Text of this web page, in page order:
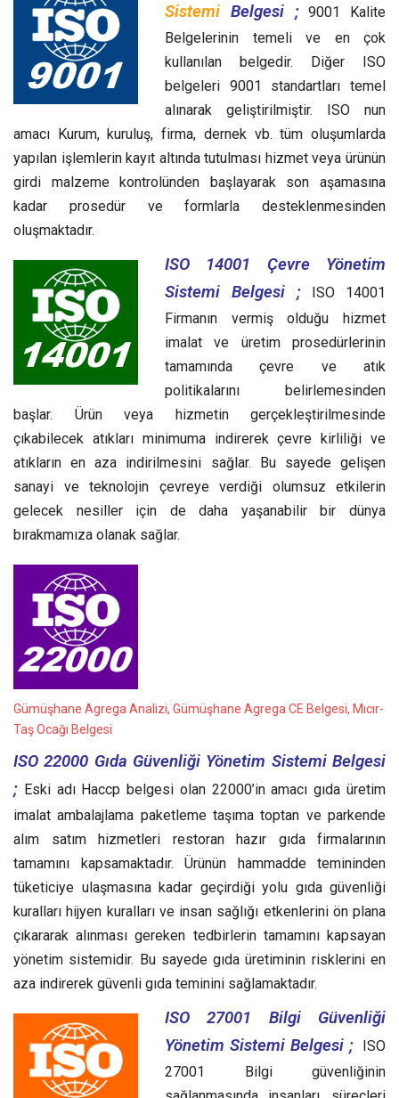
Sistemi Belgesi ;9001 Kalite
Belgelerinin temeli ve en çok
kullanılan belgedir. Diğer ISO
belgeleri 9001 standartları temel
alınarak geliştirilmiştir. ISO nun
amacı Kurum, kuruluş, firma, dernek vb. tüm oluşumlarda
yapılan işlemlerin kayıt altında tutulması hizmet veya ürünün
girdi malzeme kontrolünden başlayarak son aşamasına
kadar prosedür ve formlarla desteklenmesinden
oluşmaktadır.
ISO 14001 Çevre Yönetim
Sistemi Belgesi ;
ISO 14001
Firmanın vermiş olduğu hizmet
imalat ve üretim prosedürlerinin
tamamında çevre ve atık
politikalarını belirlemesinden
başlar. Ürün veya hizmetin gerçekleştirilmesinde
çıkabilecek atıkları minimuma indirerek çevre kirliliği ve
atıkların en aza indirilmesini sağlar. Bu sayede gelişen
sanayi ve teknolojin çevreye verdiği olumsuz etkilerin
gelecek nesiller için de daha yaşanabilir bir dünya
bırakmamıza olanak sağlar.
Gümüşhane Agrega Analizi, Gümüşhane Agrega CE Belgesi, Mıcır-
Taş Ocağı Belgesi
ISO 22000 Gıda Güvenliği Yönetim Sistemi Belgesi
; Eski adı Haccp belgesi olan 22000’in amacı gıda üretim
imalat ambalajlama paketleme taşıma toptan ve parkende
alım satım hizmetleri restoran hazır gıda firmalarının
tamamını kapsamaktadır. Ürünün hammadde temininden
tüketiciye ulaşmasına kadar geçirdiği yolu gıda güvenliği
kuralları hijyen kuralları ve insan sağlığı etkenlerini ön plana
çıkararak alınması gereken tedbirlerin tamamını kapsayan
yönetim sistemidir. Bu sayede gıda üretiminin risklerini en
aza indirerek güvenli gıda teminini sağlamaktadır.
ISO 27001 Bilgi Güvenliği
Yönetim Sistemi Belgesi ;
ISO
27001 Bilgi güvenliğinin